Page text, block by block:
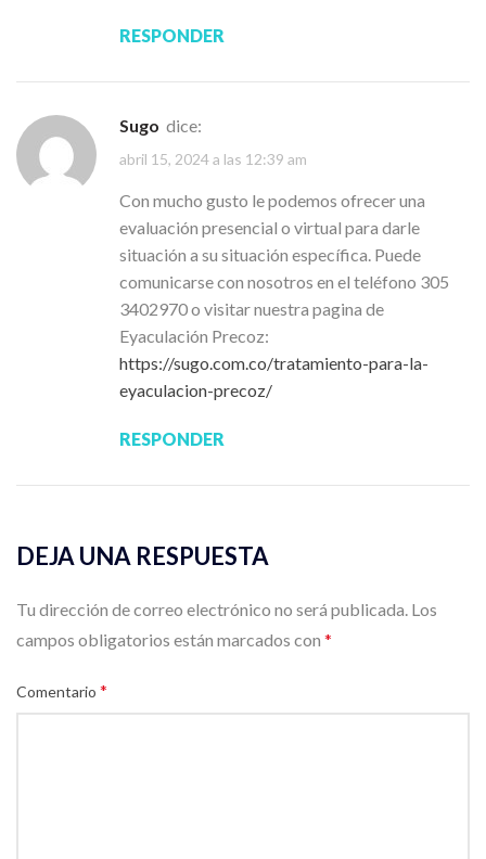
RESPONDER
Sugo dice:
abril 15, 2024 a las 12:39 am
Con mucho gusto le podemos ofrecer una
evaluación presencial o virtual para darle
situación a su situación específica. Puede
comunicarse con nosotros en el teléfono 305
3402970 o visitar nuestra pagina de
Eyaculación Precoz:
https://sugo.com.co/tratamiento-para-la-
eyaculacion-precoz/
RESPONDER
DEJA UNA RESPUESTA
Tu dirección de correo electrónico no será publicada. Los
campos obligatorios están marcados con *
Comentario *